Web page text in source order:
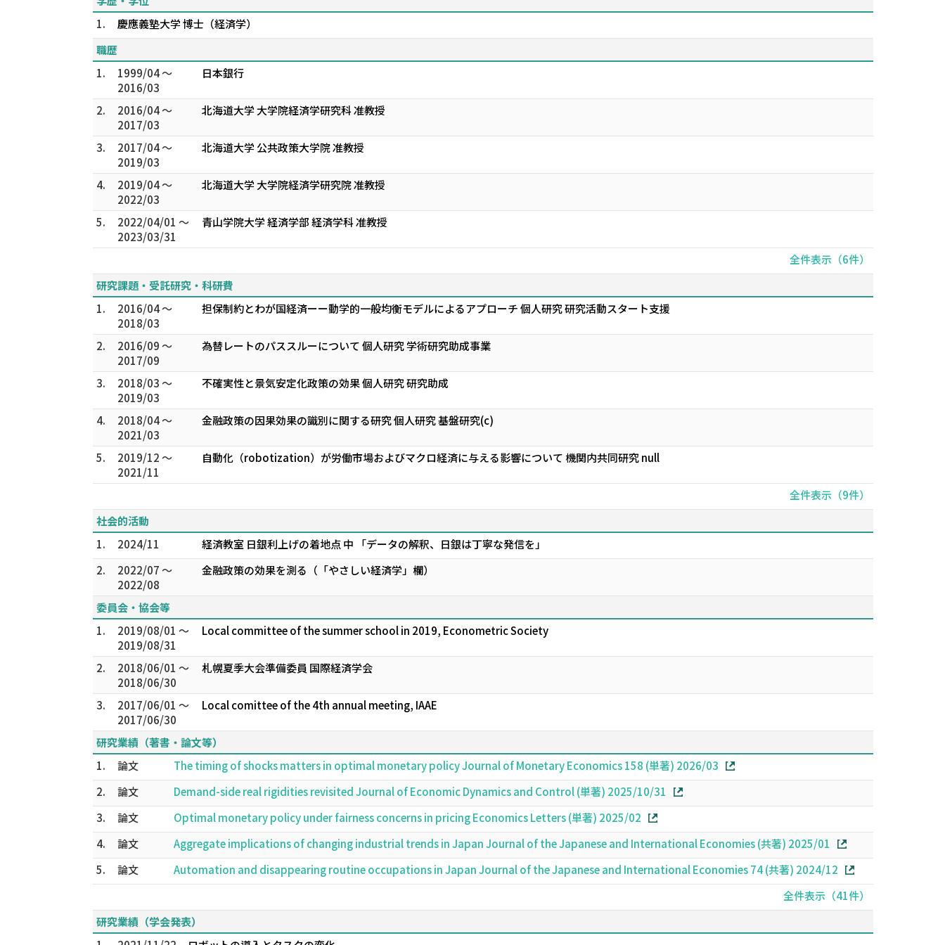
1.
慶應義塾大学 博士（経済学）
職歴
1.
1999/04 ～
2016/03
日本銀行
2.
2016/04 ～
2017/03
北海道大学 大学院経済学研究科 准教授
3.
2017/04 ～
2019/03
北海道大学 公共政策大学院 准教授
4.
2019/04 ～
2022/03
北海道大学 大学院経済学研究院 准教授
5.
2022/04/01 ～
2023/03/31
青山学院大学 経済学部 経済学科 准教授
全件表示（6件）
研究課題・受託研究・科研費
1.
2016/04 ～
2018/03
担保制約とわが国経済ーー動学的一般均衡モデルによるアプローチ 個人研究 研究活動スタート支援
2.
2016/09 ～
2017/09
為替レートのパススルーについて 個人研究 学術研究助成事業
3.
2018/03 ～
2019/03
不確実性と景気安定化政策の効果 個人研究 研究助成
4.
2018/04 ～
2021/03
金融政策の因果効果の識別に関する研究 個人研究 基盤研究(c)
5.
2019/12 ～
2021/11
⾃動化（robotization）が労働市場およびマクロ経済に与える影響について 機関内共同研究 null
全件表示（9件）
社会的活動
1.
2024/11
経済教室 日銀利上げの着地点 中 「データの解釈、日銀は丁寧な発信を」
2.
2022/07 ～
2022/08
金融政策の効果を測る（「やさしい経済学」欄）
委員会・協会等
1.
2019/08/01 ～
2019/08/31
Local committee of the summer school in 2019, Econometric Society
2.
2018/06/01 ～
2018/06/30
札幌夏季大会準備委員 国際経済学会
3.
2017/06/01 ～
2017/06/30
Local comittee of the 4th annual meeting, IAAE
研究業績（著書・論文等）
1.
論文
The timing of shocks matters in optimal monetary policy Journal of Monetary Economics 158 (単著) 2026/03
2.
論文
Demand-side real rigidities revisited Journal of Economic Dynamics and Control (単著) 2025/10/31
3.
論文
Optimal monetary policy under fairness concerns in pricing Economics Letters (単著) 2025/02
4.
論文
Aggregate implications of changing industrial trends in Japan Journal of the Japanese and International Economies (共著) 2025/01
5.
論文
Automation and disappearing routine occupations in Japan Journal of the Japanese and International Economies 74 (共著) 2024/12
全件表示（41件）
研究業績（学会発表）